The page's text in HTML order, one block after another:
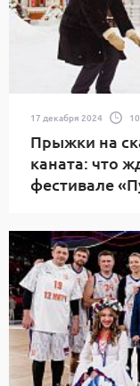
17 декабря 2024
Прыжки на
каната: что
фестивале